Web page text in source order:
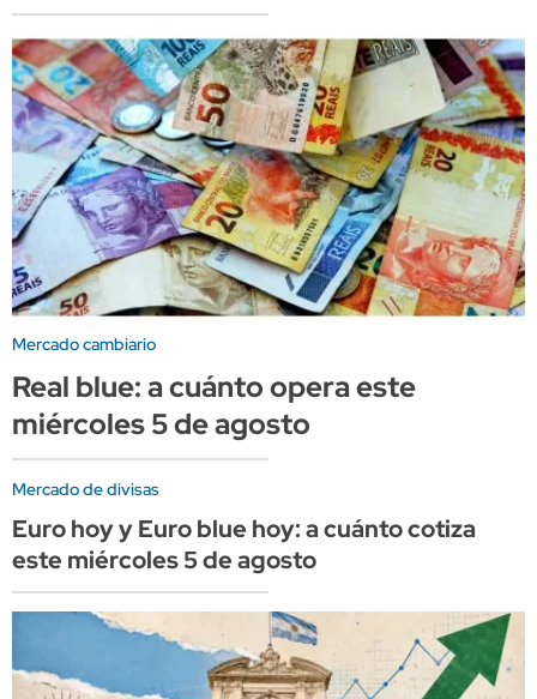
Mercado cambiario
Real blue: a cuánto opera este
miércoles 5 de agosto
Mercado de divisas
Euro hoy y Euro blue hoy: a cuánto cotiza
este miércoles 5 de agosto